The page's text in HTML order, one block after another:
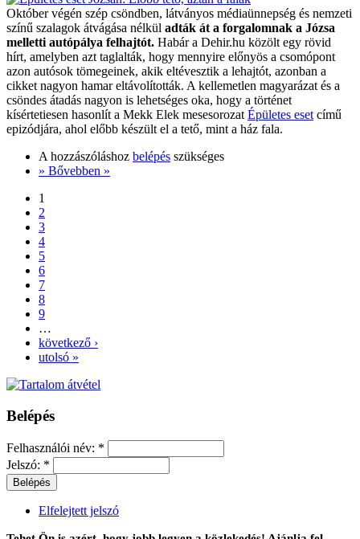
Október végén szép csöndben, látványos médiaünnepség és nemzeti
színű szalagok átvágása nélkül adták át a forgalomnak a Józsa
melletti autópálya felhajtót. Habár a Dehir.hu közölt egy rövid
hírt, amelyben azt taglalták, hogy mennyire előnyös a csomópont
azon autósok tömegeinek, akik eltévesztik a lehajtót, azonban a
cikket nagyon hamar eltávolították. A kellemetlen magyarázat és a
csöndes átadás nagyon is lehetséges oka, hogy a történet
kísértetiesen hasonlít a Mekk Elek mesesorozat Épületes eset című
epizódjára, ahol előbb készült el a tető, mint a ház fala.
A hozzászóláshoz belépés szükséges
» Bővebben »
1
2
3
4
5
6
7
8
9
…
következő ›
utolsó »
Belépés
Felhasználói név: *
Jelszó: *
Elfelejtett jelszó